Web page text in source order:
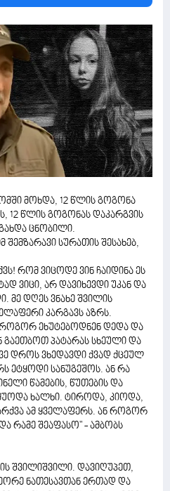
მოხდა, 12 წლის გოგონა
12 წლის გოგონას დაკარგვის
გახდა ცნობილი.
შემზარავი სურათის შესახებ,
რომ ვიცოდე ვინ ჩაიდინა ეს
ვიცი, არ დავიხევდი უკან და
მე დღეს ვნახე შვილის
კარგავს აზრს.
როგორ ეხუტებოდნენ დედა და
პატარას სხეული და
დროს ვხედავდი ქვად ქცეულ
ეტყოდი სანუგეშოს. ან რა
წამების, წუთების და
ხალხი. ტიროდა, კიოდა,
ამ ყველაფერს. ან როგორ
რამე შეაფასო" - ამბობს
შვილიშვილი. დავიღუპეთ,
ნათესავთან ერთად და